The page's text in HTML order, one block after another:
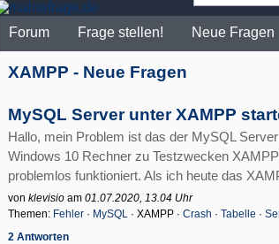
Forum Frage stellen! Neue Fragen
XAMPP - Neue Fragen
MySQL Server unter XAMPP
Hallo, mein Problem ist das der MySQL
Windows 10 Rechner zu Testzwecken
problemlos funktioniert. Als ich heute das
von klevisio am 01.07.2020, 13.04 Uhr
Themen: Fehler · MySQL · XAMPP · Crash · Tabelle ·
2 Antworten